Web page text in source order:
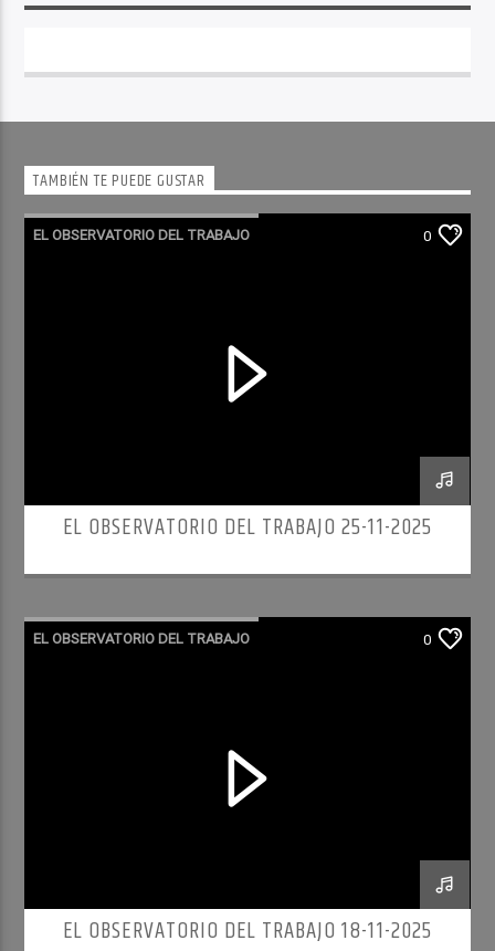
TAMBIÉN TE PUEDE GUSTAR
EL OBSERVATORIO DEL TRABAJO 0
EL OBSERVATORIO DEL TRABAJO 25-11-2025
EL OBSERVATORIO DEL TRABAJO 0
EL OBSERVATORIO DEL TRABAJO 18-11-2025